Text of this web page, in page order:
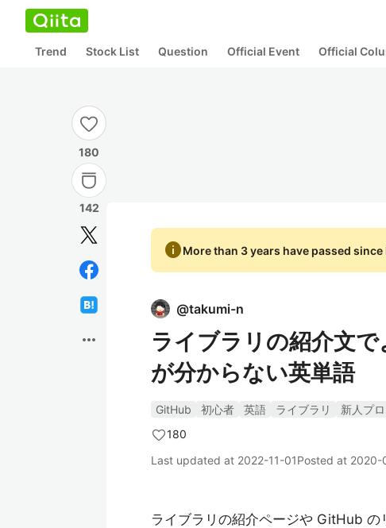
Trend Stock List Question Official Event Official
180
142
more_horiz
infoMore than 3 years have passed
@takumi-n
ライブラリの紹介文
が分からない英単語
GitHub 初心者 英語 ライブラリ
新人プ
180
Last updated at 2022-11-01Posted at 2020-
ライブラリの紹介ページや GitHub